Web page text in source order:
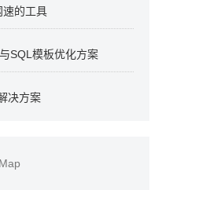
速的工具
SQL模板优化方案
决方案